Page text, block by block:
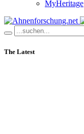
MyHeritage
The Latest